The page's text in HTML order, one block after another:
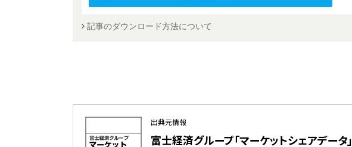
記事のダウンロード方法について
出典元情報
富士経済グループ「マーケットシェアデータ」